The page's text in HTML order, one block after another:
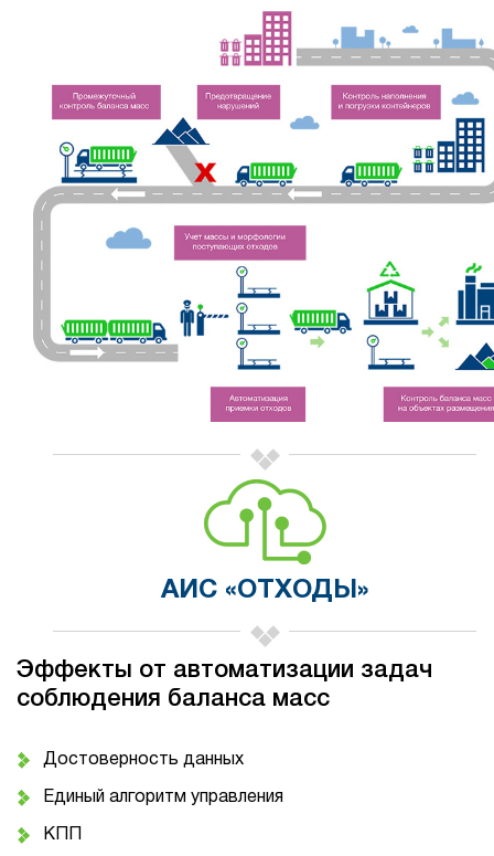
АИС «ОТХОДЫ»
Эффекты от автоматизации задач
соблюдения баланса масс
Достоверность данных
Единый алгоритм управления
КПП